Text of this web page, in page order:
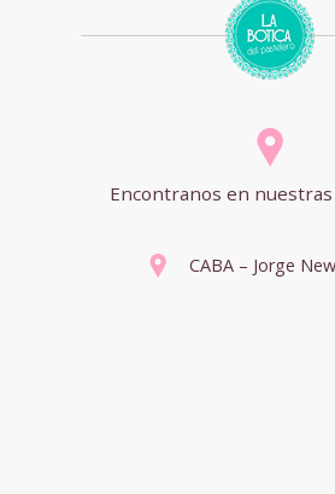
Encontranos en
CABA – Jorge